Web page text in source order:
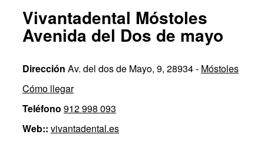
CONTACTAR
Vivantadental Móstoles
Avenida del Dos de mayo
Dirección Av. del dos de Mayo, 9, 28934 - Móstoles
Cómo llegar
Teléfono 912 998 093
Web:: vivantadental.es